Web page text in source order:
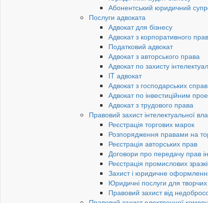
Абонентський юридичний
Послуги адвоката
Адвокат для бізнесу
Адвокат з корпоративного
Податковий адвокат
Адвокат з авторського права
Адвокат по захисту
IT адвокат
Адвокат з господарських
Адвокат по інвестиційним
Адвокат з трудового права
Правовий захист інтелектуальної
Реєстрація торгових марок
Розпорядження правами на
Реєстрація авторських прав
Договори про передачу прав
Реєстрація промислових
Захист і юридичне
Юридичні послуги для творчих
Правовий захист від